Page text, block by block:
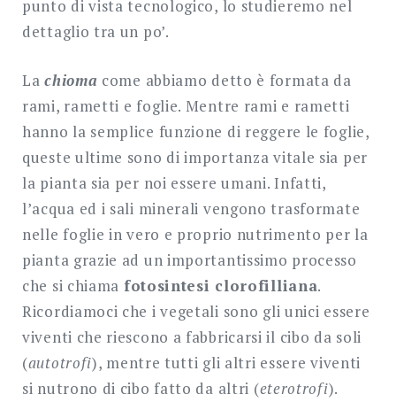
punto di vista tecnologico, lo studieremo nel
dettaglio tra un po’.
Lachioma come abbiamo detto è formata da
rami, rametti e foglie. Mentre rami e rametti
hanno la semplice funzione di reggere le foglie,
queste ultime sono di importanza vitale sia per
la pianta sia per noi essere umani. Infatti,
l’acqua ed i sali minerali vengono trasformate
nelle foglie in vero e proprio nutrimento per la
pianta grazie ad un importantissimo processo
che si chiama fotosintesi clorofilliana.
Ricordiamoci che i vegetali sono gli unici essere
viventi che riescono a fabbricarsi il cibo da soli
(autotrofi), mentre tutti gli altri essere viventi
si nutrono di cibo fatto da altri (eterotrofi).